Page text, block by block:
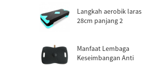
Langkah aerobik laras
28cm panjang 2
Manfaat Lembaga
Keseimbangan Anti